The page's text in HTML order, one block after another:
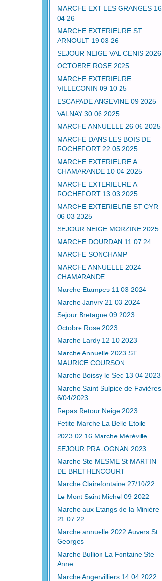
MARCHE EXT LES GRANGES 16
04 26
MARCHE EXTERIEURE ST
ARNOULT 19 03 26
SEJOUR NEIGE VAL CENIS 2026
OCTOBRE ROSE 2025
MARCHE EXTERIEURE
VILLECONIN 09 10 25
ESCAPADE ANGEVINE 09 2025
VALNAY 30 06 2025
MARCHE ANNUELLE 26 06 2025
MARCHE DANS LES BOIS DE
ROCHEFORT 22 05 2025
MARCHE EXTERIEURE A
CHAMARANDE 10 04 2025
MARCHE EXTERIEURE A
ROCHEFORT 13 03 2025
MARCHE EXTERIEURE ST CYR
06 03 2025
SEJOUR NEIGE MORZINE 2025
MARCHE DOURDAN 11 07 24
MARCHE SONCHAMP
MARCHE ANNUELLE 2024
CHAMARANDE
Marche Etampes 11 03 2024
Marche Janvry 21 03 2024
Sejour Bretagne 09 2023
Octobre Rose 2023
Marche Lardy 12 10 2023
Marche Annuelle 2023 ST
MAURICE COURSON
Marche Boissy le Sec 13 04 2023
Marche Saint Sulpice de Favières
6/04/2023
Repas Retour Neige 2023
Petite Marche La Belle Etoile
2023 02 16 Marche Méréville
SEJOUR PRALOGNAN 2023
Marche Ste MESME St MARTIN
DE BRETHENCOURT
Marche Clairefontaine 27/10/22
Le Mont Saint Michel 09 2022
Marche aux Etangs de la Minière
21 07 22
Marche annuelle 2022 Auvers St
Georges
Marche Bullion La Fontaine Ste
Anne
Marche Angervilliers 14 04 2022